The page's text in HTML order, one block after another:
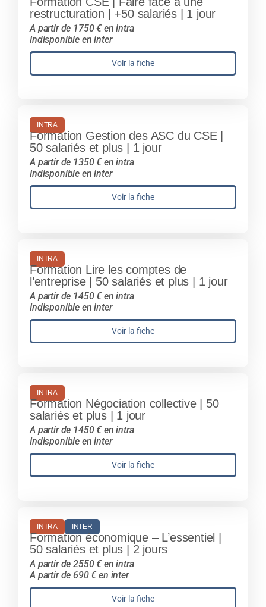
restructuration | +50 salariés | 1 jour
A partir de 1750 € en intra
Indisponible en inter
Voir la fiche
INTRA
Formation Gestion des ASC du CSE |
50 salariés et plus | 1 jour
A partir de 1350 € en intra
Indisponible en inter
Voir la fiche
INTRA
Formation Lire les comptes de
l’entreprise | 50 salariés et plus | 1 jour
A partir de 1450 € en intra
Indisponible en inter
Voir la fiche
INTRA
Formation Négociation collective | 50
salariés et plus | 1 jour
A partir de 1450 € en intra
Indisponible en inter
Voir la fiche
INTRA INTER
Formation économique – L’essentiel |
50 salariés et plus | 2 jours
A partir de 2550 € en intra
A partir de 690 € en inter
Voir la fiche